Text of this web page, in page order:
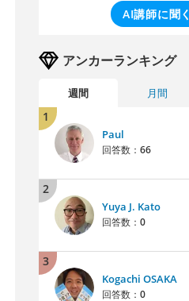
AI講師に聞く
アンカーランキング
週間 月間
1
Paul
回答数： 66
2
Yuya J. Kato
回答数： 0
3
Kogachi OSAKA
回答数： 0